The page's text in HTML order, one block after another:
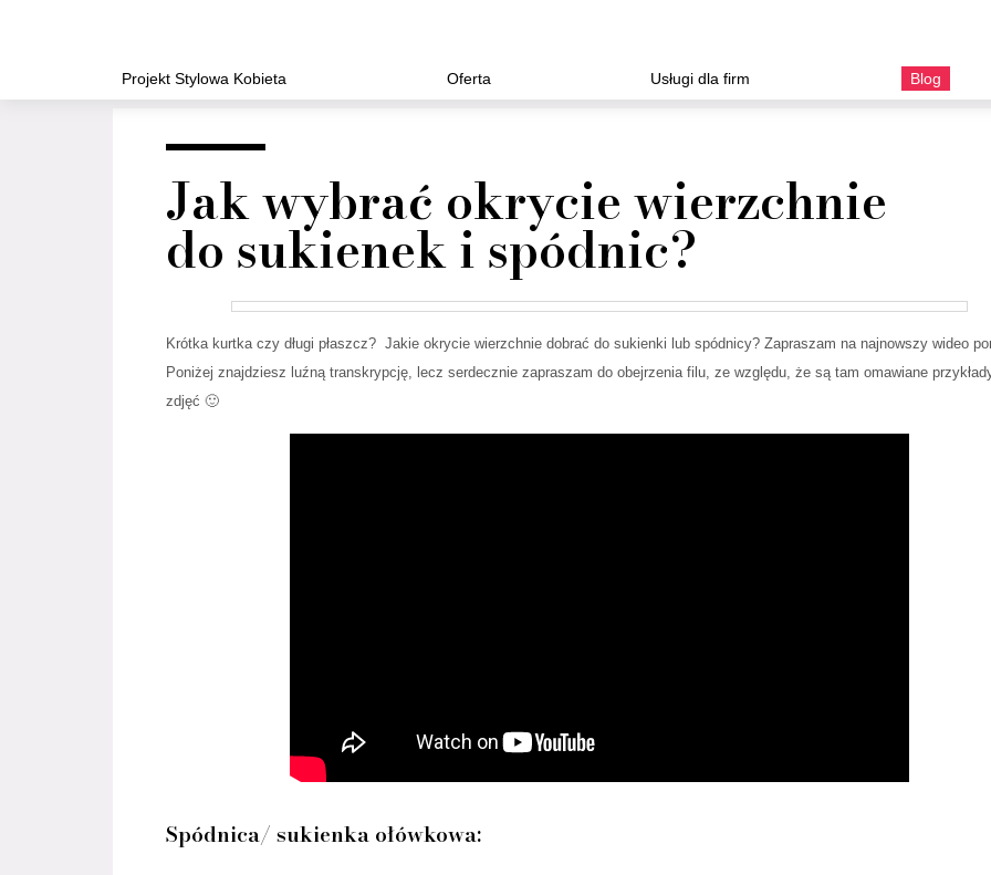
Projekt Stylowa Kobieta Oferta Usługi dla firm Blog
Jak wybrać okrycie wierzchnie
do sukienek i spódnic?
Krótka kurtka czy długi płaszcz? Jakie okrycie wierzchnie dobrać do sukienki lub spódnicy? Zapraszam na najnowszy wideo
Poniżej znajdziesz luźną transkrypcję, lecz serdecznie zapraszam do obejrzenia filu, ze względu, że są tam omawiane
zdjęć 🙂
Spódnica/ sukienka ołówkowa: